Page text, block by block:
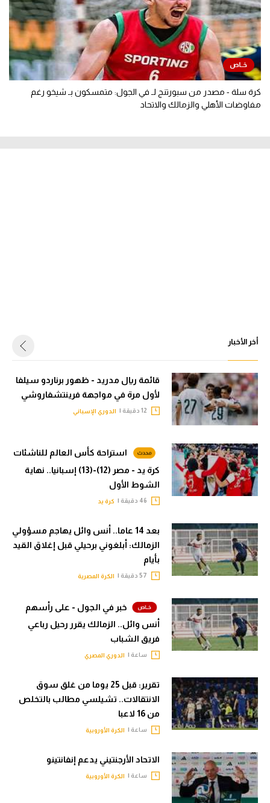
كرة سلة - مصدر من سبورتنج لـ في الجول: متمسكون بـ شيخو رغم
مفاوضات الأهلي والزمالك والاتحاد
أخر الأخبار
قائمة ريال مدريد - ظهور برناردو سيلفا
لأول مرة في مواجهة فرينتشفاروشي
الدوري الإسباني
استراحة كأس العالم للناشئات
كرة يد - مصر (12)-(13) إسبانيا.. نهاية
الشوط الأول
كرة يد
بعد 14 عاما.. أنس وائل يهاجم مسؤولي
الزمالك: أبلغوني برحيلي قبل إغلاق القيد
بأيام
الكرة المصرية
خبر في الجول - على رأسهم
أنس وائل.. الزمالك يقرر رحيل رباعي
فريق الشباب
ساعة | الدوري المصري
تقرير: قبل 25 يوما من غلق سوق
الانتقالات.. تشيلسي مطالب بالتخلص
من 16 لاعبا
ساعة | الكرة الأوروبية
الاتحاد الأرجنتيني يدعم إنفانتينو
ساعة | الكرة الأوروبية